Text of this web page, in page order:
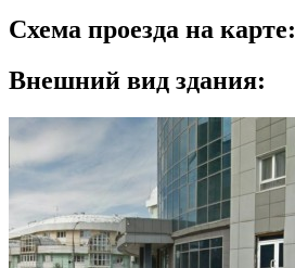
Схема проезда на карте:
Внешний вид здания: